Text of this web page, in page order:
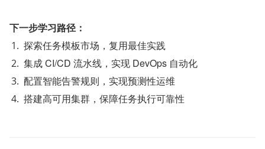
下一步学习路径：
探索任务模板市场，复用最佳实践
集成 CI/CD 流水线，实现 DevOps 自动化
配置智能告警规则，实现预测性运维
搭建高可用集群，保障任务执行可靠性